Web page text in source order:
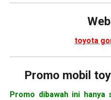
toyota
Promo mobil
Promo dibawah ini